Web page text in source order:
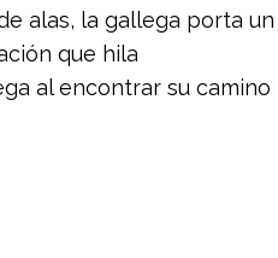
alas, la gallega porta un
que hila
al encontrar su camino